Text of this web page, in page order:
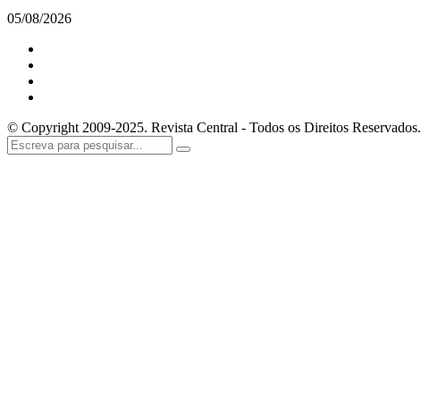
05/08/2026
© Copyright 2009-2025. Revista Central - Todos os Direitos Reservados.